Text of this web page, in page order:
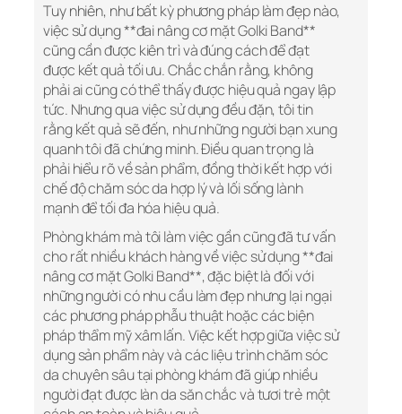
Tuy nhiên, như bất kỳ phương pháp làm đẹp nào,
việc sử dụng **đai nâng cơ mặt Golki Band**
cũng cần được kiên trì và đúng cách để đạt
được kết quả tối ưu. Chắc chắn rằng, không
phải ai cũng có thể thấy được hiệu quả ngay lập
tức. Nhưng qua việc sử dụng đều đặn, tôi tin
rằng kết quả sẽ đến, như những người bạn xung
quanh tôi đã chứng minh. Điều quan trọng là
phải hiểu rõ về sản phẩm, đồng thời kết hợp với
chế độ chăm sóc da hợp lý và lối sống lành
mạnh để tối đa hóa hiệu quả.
Phòng khám mà tôi làm việc gần cũng đã tư vấn
cho rất nhiều khách hàng về việc sử dụng **đai
nâng cơ mặt Golki Band**, đặc biệt là đối với
những người có nhu cầu làm đẹp nhưng lại ngại
các phương pháp phẫu thuật hoặc các biện
pháp thẩm mỹ xâm lấn. Việc kết hợp giữa việc sử
dụng sản phẩm này và các liệu trình chăm sóc
da chuyên sâu tại phòng khám đã giúp nhiều
người đạt được làn da săn chắc và tươi trẻ một